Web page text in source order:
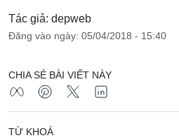
Tác giả: depweb
Đăng vào ngày: 05/04/2018 - 15:40
CHIA SẺ BÀI VIẾT NÀY
TỪ KHOÁ